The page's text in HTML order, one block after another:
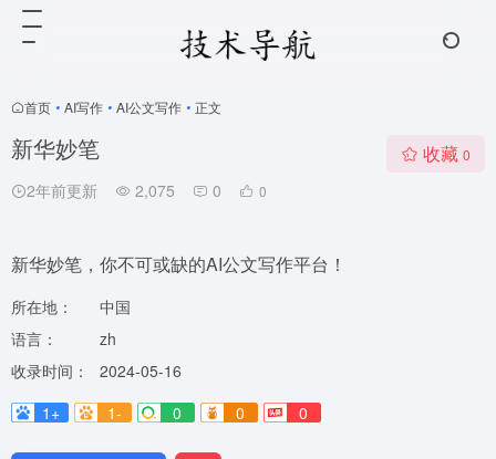
首页 • AI写作 • AI公文写作 • 正文
新华妙笔
2年前更新 2,075 0 0
收藏 0
新华妙笔，你不可或缺的AI公文写作平台！
所在地：
中国
语言：
zh
收录时间：
2024-05-16
1+
1- 0 0 0